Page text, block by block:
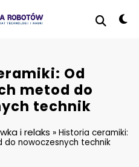
Od
metod do
technik
i relaks » Historia ceramiki:
nowoczesnych technik